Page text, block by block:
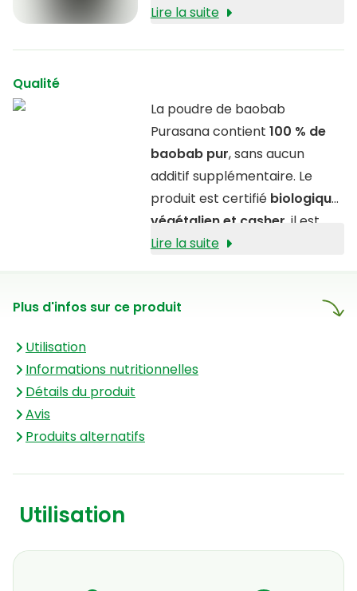
Lire la suite
Qualité
La poudre de baobab
Purasana contient 100 % de
baobab pur, sans aucun
additif supplémentaire. Le
produit est certifié biologique,
végétalien et casher , il est
également exempt des
Lire la suite
Plus d'infos sur ce produit
Utilisation
Informations nutritionnelles
Détails du produit
Avis
Produits alternatifs
Utilisation